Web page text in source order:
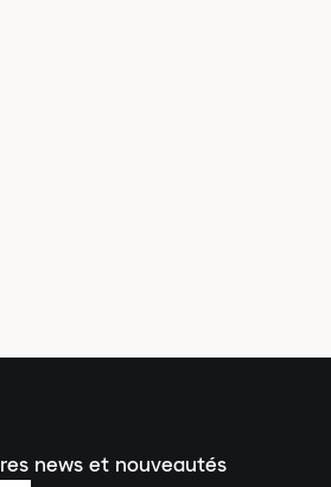
news et nouveautés